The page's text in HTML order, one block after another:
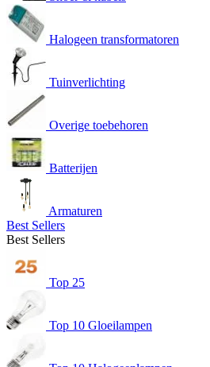
Halogeen transformatoren
Tuinverlichting
Overige toebehoren
Batterijen
Armaturen
Best Sellers
Best Sellers
Top 25
Top 10 Gloeilampen